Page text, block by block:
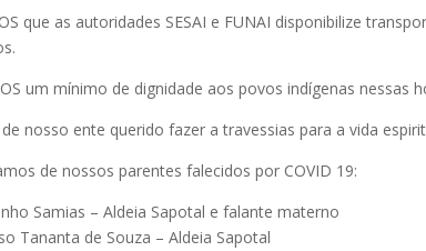
que as autoridades SESAI e FUNAI disponibilize
um mínimo de dignidade aos povos indígenas nessas
nosso ente querido fazer a travessias para a vida
de nossos parentes falecidos por COVID 19:
Samias – Aldeia Sapotal e falante materno
Tananta de Souza – Aldeia Sapotal